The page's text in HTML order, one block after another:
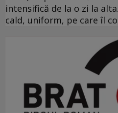
intensifică de la o zi la
cald, uniform, pe care îl